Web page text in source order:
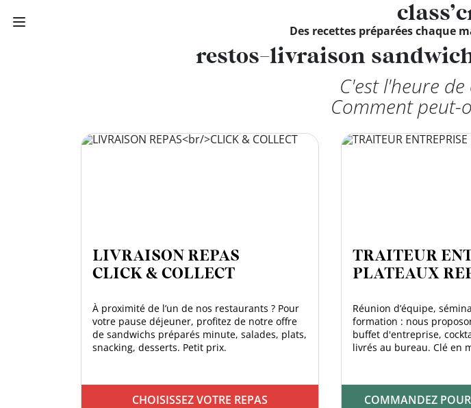
Des recettes préparées chaque
restos-livraison
C'est l'heure
Comment peut-
LIVRAISON REPAS
CLICK & COLLECT
À proximité de l’un de nos restaurants ? Pour
votre pause déjeuner, profitez de notre offre
de sandwichs préparés minute, salades, plats,
snacking, desserts. Petit prix.
CHOISISSEZ VOTRE REPAS
TRAITEUR
PLATEAUX
Réunion d’équipe,
formation : nous
buffet d'entreprise,
livrés au bureau. Clé en
COMMANDEZ